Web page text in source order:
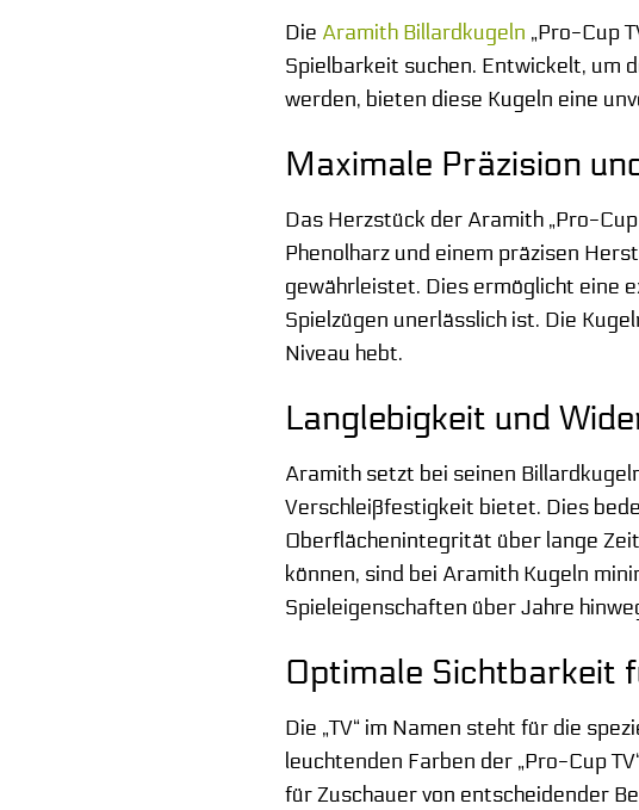
Die Aramith Billardkugeln „Pro-Cup
Spielbarkeit suchen. Entwickelt, um
werden, bieten diese Kugeln eine
Maximale Präzision
Das Herzstück der Aramith „Pro-
Phenolharz und einem präzisen
gewährleistet. Dies ermöglicht eine
Spielzügen unerlässlich ist. Die
Niveau hebt.
Langlebigkeit und
Aramith setzt bei seinen
Verschleißfestigkeit bietet. Dies
Oberflächenintegrität über lange
können, sind bei Aramith Kugeln
Spieleigenschaften über Jahre
Optimale Sichtbarkeit
Die „TV“ im Namen steht für die
leuchtenden Farben der „Pro-Cup
für Zuschauer von entscheidender